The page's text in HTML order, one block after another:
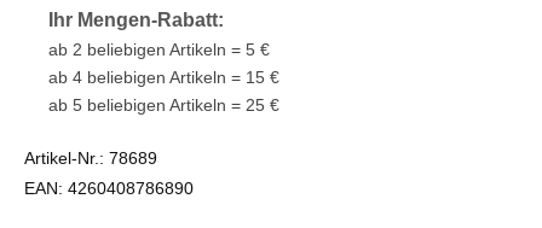
Ihr Mengen-Rabatt:
ab 2 beliebigen Artikeln = 5 €
ab 4 beliebigen Artikeln = 15 €
ab 5 beliebigen Artikeln = 25 €
Artikel-Nr.: 78689
EAN: 4260408786890